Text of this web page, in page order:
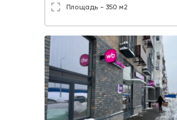
Площадь - 350 м2